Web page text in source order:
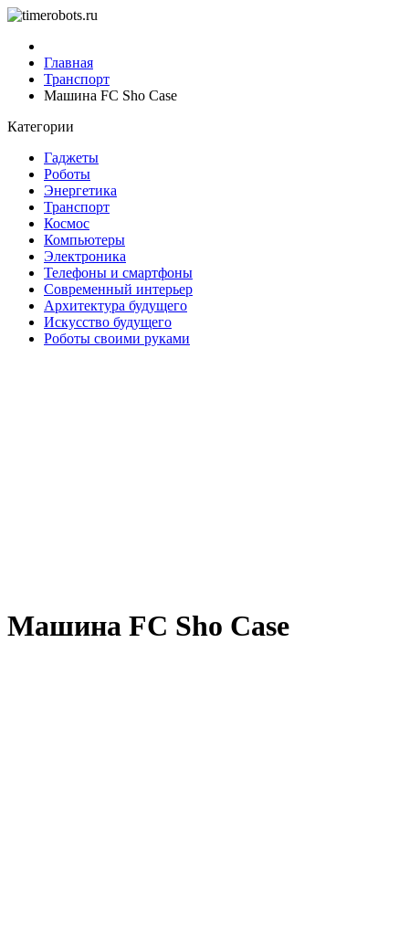
Главная
Транспорт
Машина FC Sho Case
Категории
Гаджеты
Роботы
Энергетика
Транспорт
Космос
Компьютеры
Электроника
Телефоны и смартфоны
Современный интерьер
Архитектура будущего
Искусство будущего
Роботы своими руками
Машина FC Sho Case